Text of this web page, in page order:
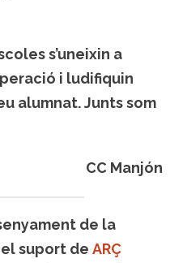
s’uneixin a
i ludifiquin
alumnat. Junts som
CC Manjón
de la
el suport de ARÇ